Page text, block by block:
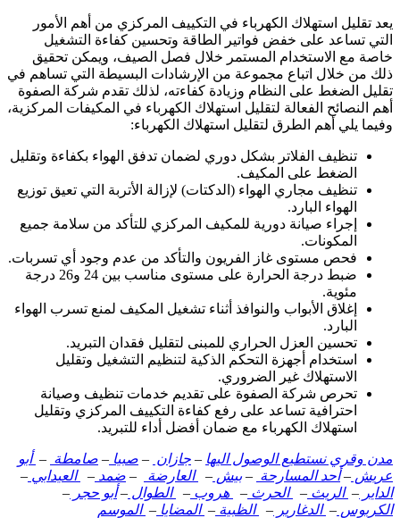
يعد تقليل استهلاك الكهرباء في التكييف المركزي من أهم الأمور
التي تساعد على خفض فواتير الطاقة وتحسين كفاءة التشغيل
خاصة مع الاستخدام المستمر خلال فصل الصيف، ويمكن تحقيق
ذلك من خلال اتباع مجموعة من الإرشادات البسيطة التي تساهم في
تقليل الضغط على النظام وزيادة كفاءته، لذلك تقدم شركة الصفوة
أهم النصائح الفعالة لتقليل استهلاك الكهرباء في المكيفات المركزية،
وفيما يلي أهم الطرق لتقليل استهلاك الكهرباء:
تنظيف الفلاتر بشكل دوري لضمان تدفق الهواء بكفاءة وتقليل
الضغط على المكيف.
تنظيف مجاري الهواء (الدكتات) لإزالة الأتربة التي تعيق توزيع
الهواء البارد.
إجراء صيانة دورية للمكيف المركزي للتأكد من سلامة جميع
المكونات.
فحص مستوى غاز الفريون والتأكد من عدم وجود أي تسربات.
ضبط درجة الحرارة على مستوى مناسب بين 24 و26 درجة
مئوية.
إغلاق الأبواب والنوافذ أثناء تشغيل المكيف لمنع تسرب الهواء
البارد.
تحسين العزل الحراري للمبنى لتقليل فقدان التبريد.
استخدام أجهزة التحكم الذكية لتنظيم التشغيل وتقليل
الاستهلاك غير الضروري.
تحرص شركة الصفوة على تقديم خدمات تنظيف وصيانة
احترافية تساعد على رفع كفاءة التكييف المركزي وتقليل
استهلاك الكهرباء مع ضمان أفضل أداء للتبريد.
مدن وقري نستطيع الوصول اليها – جازان – صبيا – صامطة – أبو
عريش –أحد المسارحة –بيش – العارضة – ضمد – العيدابي –
الداير – الريث – الحرث – هروب – الطوال –أبو حجر –
الكربوس – الدغارير – الظبية – المضايا – الموسم